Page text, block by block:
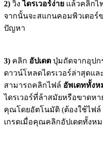
2) วิ่ง ไดรเวอร์ง่าย แล้วคลิกไ
จากนั้นจะสแกนคอมพิวเตอร์
ปัญหา
3) คลิก อัปเดต ปุ่มถัดจากอุป
ดาวน์โหลดไดรเวอร์ล่าสุดแ
สามารถคลิกไฟล์ อัพเดททั้งห
ไดรเวอร์ที่ล้าสมัยหรือขาดห
คุณโดยอัตโนมัติ (ต้องใช้ไฟล์
เกรดเมื่อคุณคลิกอัปเดตทั้งห